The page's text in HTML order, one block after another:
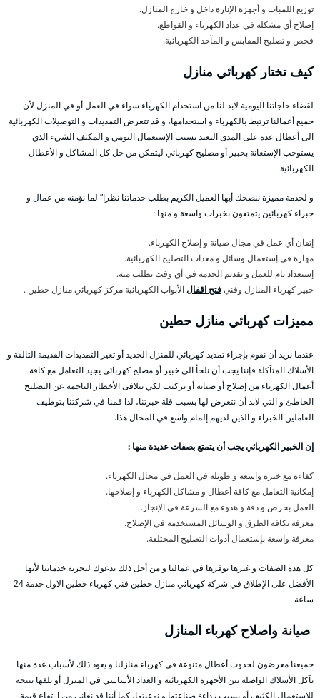
توزيع اللمبات و أجهزة الإنارة داخل و خارج المنازل.
إصلاح أي مشكلة في عداد الكهرباء و القواطع.
فحص و تصليح المقابس و المآخذ الكهربائية.
كيف تختار كهربائي منازل
لقضاء حاجاتنا اليومية لابد لنا من استخدام الكهرباء سواء في العمل أو في المنزل لأن
جميع أعمالنا ترتبط بالكهرباء و استخدامها، و قد تتعرض التمديدات و التوصيلات الكهربائية
الى أعطال عدة على المدى البعيد بسبب الإستعمال اليومي و المكثف الشيء الذي
يستوجب الإستعانة بخبير أو مصليح كهربائي ليتمكن من حل كل المشاكل و الأعطال
الكهربائية.
و لخدمة مميزة ننصحك أيها العميل الكريم بطلب خدماتنا نظرا” لما نؤمنه من عمال و
خبراء كهربائين يتمتعون بخبرات واسعة و منها :
إتقان أي عمل في مجال صيانة و إصلاح الكهرباء.
مهارة في إستعمال وسائل و معدات التصليح الكهربائية.
إستعداد تام للعمل و تقديم الخدمة في أي وقت يطلب منه.
خبير كهرباء المنازل وفنيفتح اقفالالأبواب الكهربائية مركز كهربائي منازل حطين .
مميزات كهربائي منازل حطين
عندما نريد أن نقوم بإجراء تمديد كهربائي للمنزل الجديد أو تغير التمديدات القديمة التالفة و
الأسلاك المتآكلة فإننا يجب أن نلجأ الى خبير أو مصلح كهربائي يجيد التعامل مع كافة
أعمال الكهرباء من إصلاح أو صيانة أو تركيب لكي نتلافى الأخطار الناجمة عن التصليح
الخاطئ و التي لابد أن نتعرض لها بسبب قلة خبرتنا، لذا قمنا في شركتنا بتوظيف
العاملين الخبراء و الذين لديهم إلمام واسع في المجال هذا.
إن الخبير الكهربائي يجب أن يتمتع بصفات عديدة منها :
كفاءة مع خبرة واسعة و طويلة في العمل في مجال الكهرباء.
إمكانية التعامل مع كافة أعطال و مشاكل الكهرباء و إصلاحها.
العمل بحرص و دقة و هدوء مع السرعة في الإنجاز.
معرفة بكافة الطرق و الوسائل المستخدمة في الإصلاح.
معرفة واسعة بإستعمال أدوات التصليح المختلفة.
كل هذه الصفات و غيرها نوفرها في عمالنا و من أجل ذلك ندعوك لتجربة خدماتنا لأنها
الأفضل على الإطلاق في شركة كهربائي منازل حطين فني كهرباء حطين الاول خدمة 24
ساعة .
صيانة واصلاح كهرباء المنازل
جميعنا معرضون لحدوث أعطال متنوعة في كهرباء منازلنا و يعود ذلك لأسباب عدة منها
تآكل الأسلاك الواصلة بين الأجهزة الكهربائية و العداد الأساسي في المنزل أو تلفها نتيجة
للإستعمال الكثيف أو بسبب رداءة صناعتها و نوعيتها، كما أننا قد نعاني من إرتفاع قيمة